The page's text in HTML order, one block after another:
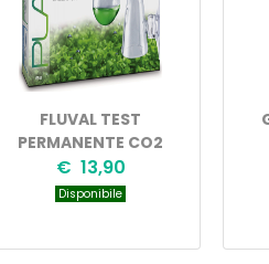
FLUVAL TEST
PERMANENTE CO2
€ 13,90
Disponibile